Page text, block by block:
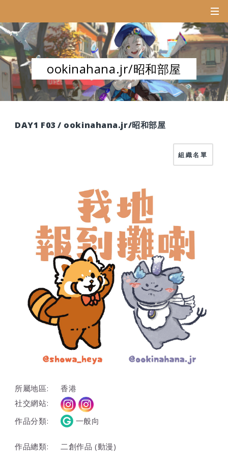
ookinahana.jr/昭和部屋
DAY1 F03 / ookinahana.jr/昭和部屋
組織名單
所屬地區:
香港
社交網站:
作品分類:
一般向
作品總類:
二創作品 (動漫)